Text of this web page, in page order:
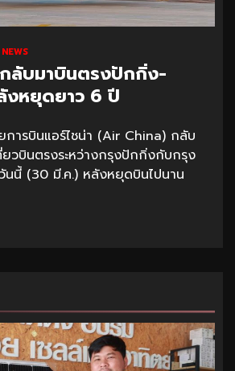
กลับมาบินตรงปักกิ่ง-
งหยุดยาว 6 ปี
การบินแอร์ไชน่า (Air China) กลับ
ยวบินตรงระหว่างกรุงปักกิ่งกับกรุง
นนี้ (30 มี.ค.) หลังหยุดบินไปนาน